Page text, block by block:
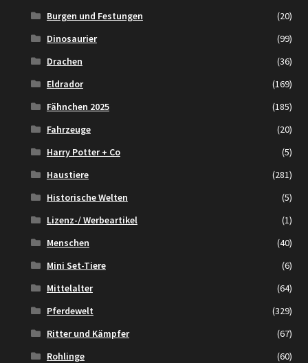
Burgen und Festungen
(20)
Dinosaurier
(99)
Drachen
(36)
Eldrador
(169)
Fähnchen 2025
(185)
Fahrzeuge
(20)
Harry Potter + Co
(5)
Haustiere
(281)
Historische Welten
(5)
Lizenz-/ Werbeartikel
(1)
Menschen
(40)
Mini Set-Tiere
(6)
Mittelalter
(64)
Pferdewelt
(329)
Ritter und Kämpfer
(67)
Rohlinge
(60)